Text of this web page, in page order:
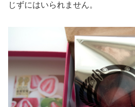
じずにはいられません。